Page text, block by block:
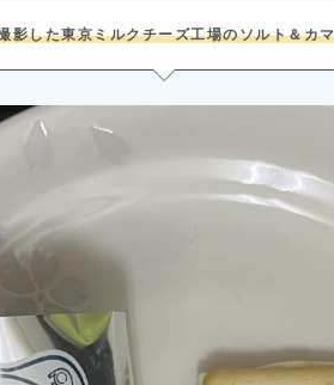
影した東京ミルクチーズ工場のソルト＆カ